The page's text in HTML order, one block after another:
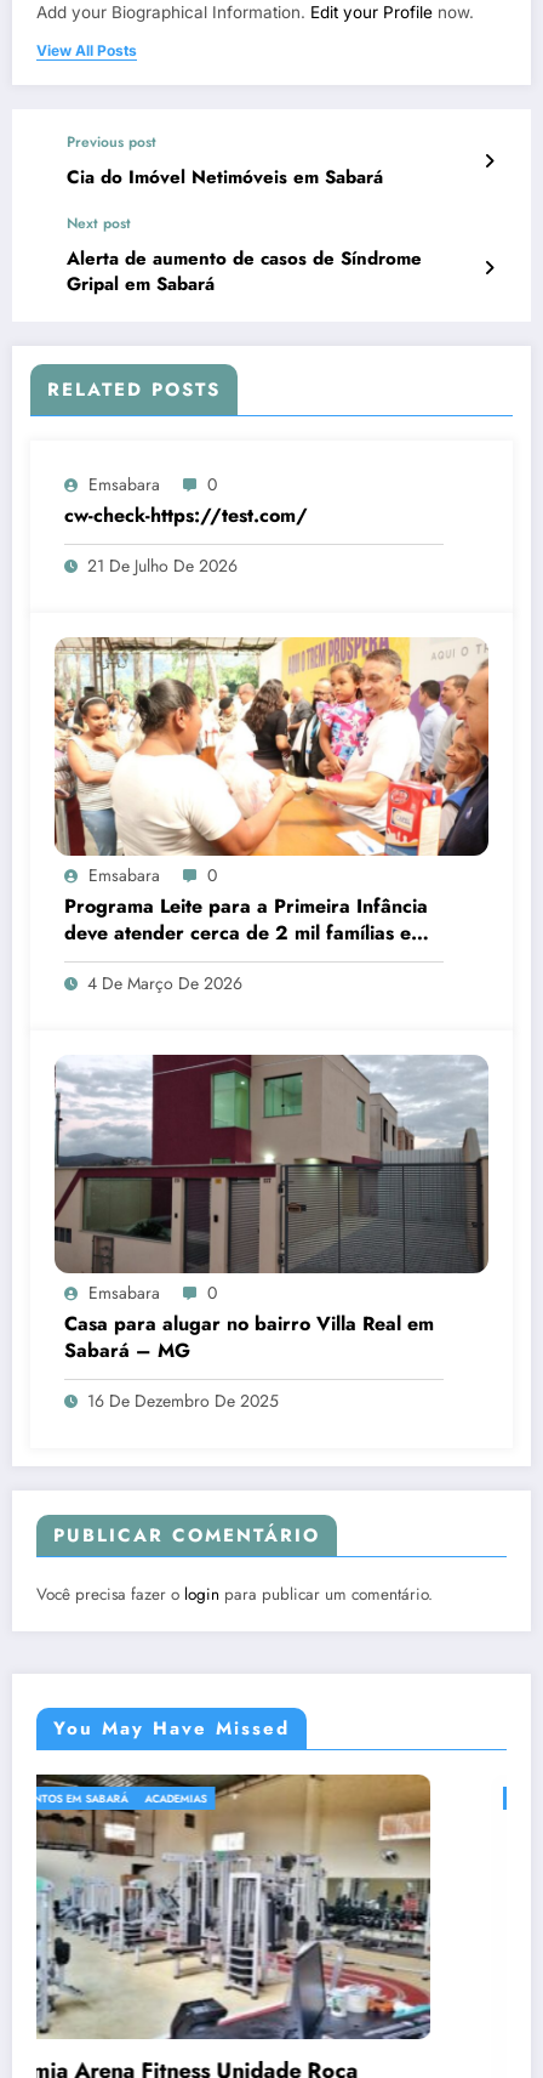
Add your Biographical Information. Edit your Profile now.
View All Posts
Previous post
Cia do Imóvel Netimóveis em Sabará
Next post
Alerta de aumento de casos de Síndrome
Gripal em Sabará
RELATED POSTS
Emsabara 0
cw-check-https://test.com/
21 De Julho De 2026
Emsabara 0
Programa Leite para a Primeira Infância
deve atender cerca de 2 mil famílias em
Sabará
4 De Março De 2026
Emsabara 0
Casa para alugar no bairro Villa Real em
Sabará – MG
16 De Dezembro De 2025
PUBLICAR COMENTÁRIO
Você precisa fazer o login para publicar um comentário.
You May Have Missed
ACADEMIAS